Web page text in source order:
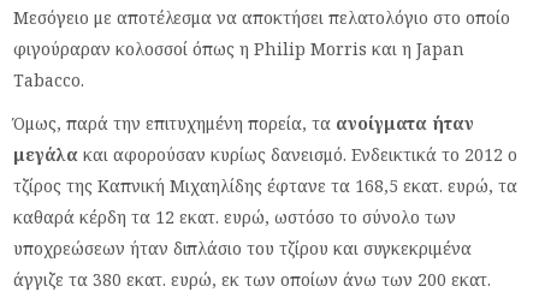
Μεσόγειο με αποτέλεσμα να αποκτήσει πελατολόγιο στο οποίο
φιγούραραν κολοσσοί όπως η Philip Morris και η Japan
Tabacco.
Όμως, παρά την επιτυχημένη πορεία, τα ανοίγματα ήταν
μεγάλα και αφορούσαν κυρίως δανεισμό. Ενδεικτικά το 2012 ο
τζίρος της Καπνική Μιχαηλίδης έφτανε τα 168,5 εκατ. ευρώ, τα
καθαρά κέρδη τα 12 εκατ. ευρώ, ωστόσο το σύνολο των
υποχρεώσεων ήταν διπλάσιο του τζίρου και συγκεκριμένα
άγγιζε τα 380 εκατ. ευρώ, εκ των οποίων άνω των 200 εκατ.